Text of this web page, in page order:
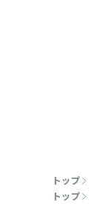
トップ
トップ